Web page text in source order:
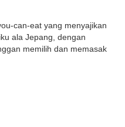
can-eat yang menyajikan
ala Jepang, dengan
memilih dan memasak